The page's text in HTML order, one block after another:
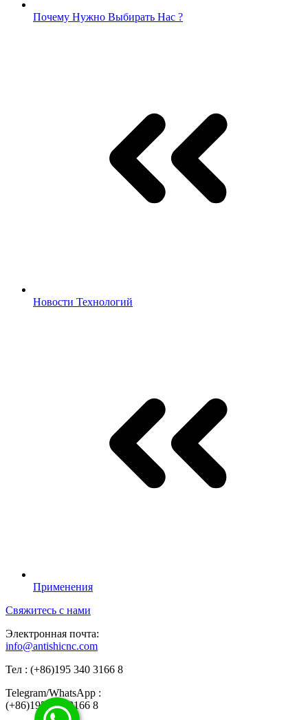
Почему Нужно Выбирать Нас ?
Новости Технологий
Применения
Свяжитесь с нами
Электронная почта:
info@antishicnc.com
Тел : (+86)195 340 3166 8
Telegram/WhatsApp :
(+86)195 340 3166 8